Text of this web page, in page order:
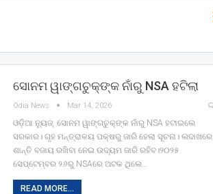
ସୋନମ ୱାଙ୍ଗଚୁକ୍‌ଙ୍କ ନାଁରୁ NSA ହଟିଲା
Odia News Mar 14, 2026
ଓଡ଼ିଆ ନ୍ୟୁଜ୍: ସୋନମ ୱାଙ୍ଗଚୁକ୍‌ଙ୍କ ନାଁରୁ NSA ହଟାଇଲେ
ସରକାର। ଗୃହ ମନ୍ତ୍ରାଳୟ ପକ୍ଷରୁ ଜାରି ହେଲା ସୂଚନା। ଲଦାଖରେ
ଶାନ୍ତି ବଜାୟ ରଖିବା ନେଇ ଉଦ୍ୟମ ଜାରି ରହିବ।୨୦୨୫
ସେପ୍ଟେମ୍ବର ୨୬ରୁ NSAରେ ଅଟକ ଥିଲେ…
READ MORE...